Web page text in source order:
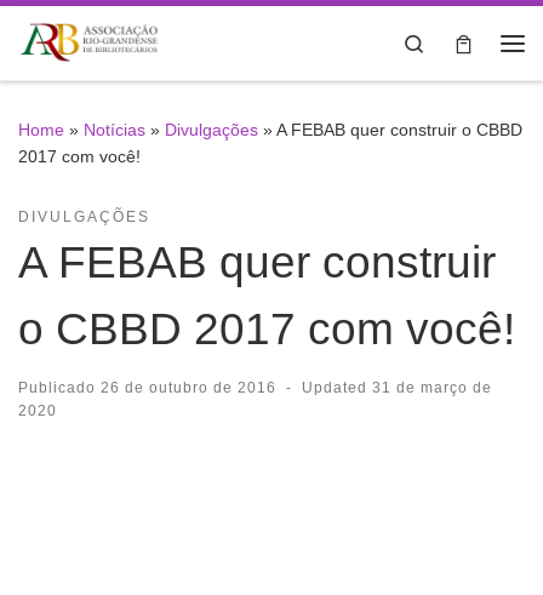
Skip to content
Search
Home » Notícias » Divulgações »A FEBAB quer construir o CBBD
2017 com você!
DIVULGAÇÕES
A FEBAB quer construir
o CBBD 2017 com você!
Publicado 26 de outubro de 2016 - Updated 31 de março de
2020